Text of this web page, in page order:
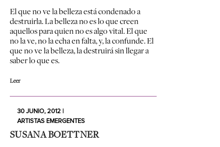
El que no ve la belleza está condenado a
destruirla. La belleza no es lo que creen
aquellos para quien no es algo vital. El que
no la ve, no la echa en falta, y, la confunde. El
que no ve la belleza, la destruirá sin llegar a
saber lo que es.
Leer
30 JUNIO, 2012 |
ARTISTAS EMERGENTES
SUSANA BOETTNER